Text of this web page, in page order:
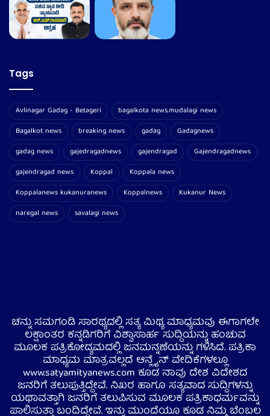
Tags
Avlinagar Gadag - Betageri
bagalkota news.mudalagi news
Bagalkot news
breaking news gadag
Gadagnews
gadag news
gajedragadnews gajendragad
Gajendragadnews
gajendragad news
Koppal
Koppala news
Koppalanews kukanuranews
Koppalnews
Kukanur News
naregal news
savalagi news
ಚನ್ನು ಸಮಗಂಡಿ ಸಾರಥ್ಯದಲ್ಲಿ ಸತ್ಯ ಮಿಥ್ಯ ಮಾಧ್ಯಮವು ಈಗಾಗಲೇ
ಲಕ್ಷಾಂತರ ಕನ್ನಡಿಗರಿಗೆ ವಿಶ್ವಾಸಾರ್ಹ ಸುದ್ದಿಯನ್ನು ಹಂಚುವ
ಮೂಲಕ ಪತ್ರಿಕೋದ್ಯಮದಲ್ಲಿ ಜನಮನ್ನಣೆಯನ್ನು ಗಳಿಸಿದೆ. ಪತ್ರಿಕಾ
ಮಾಧ್ಯಮ ಮಾತ್ರವಲ್ಲದೆ ಆನ್ಲೈನ್ ವೇದಿಕೆಗಳಲ್ಲೂ
www.satyamityanews.com ಕೂಡ ನಾವು ದೇಶ ವಿದೇಶದ
ಜನರಿಗೆ ತಲುಪುತ್ತಿದ್ದೇವೆ. ನಿಖರ ಹಾಗೂ ಸತ್ಯವಾದ ಸುದ್ದಿಗಳನ್ನು
ಯಥಾವತ್ತಾಗಿ ಜನರಿಗೆ ತಲುಪಿಸುವ ಮೂಲಕ ಪತ್ರಿಕಾಧರ್ಮವನ್ನು
ಪಾಲಿಸುತ್ತಾ ಬಂದಿದ್ದೇವೆ. ಇನ್ನು ಮುಂದೆಯೂ ಕೂಡ ನಿಮ್ಮ ಬೆಂಬಲ